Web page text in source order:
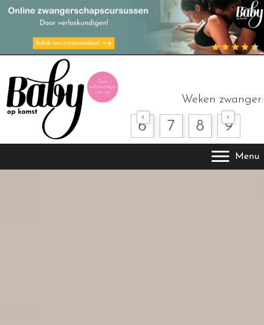
Weken zwanger:
Menu